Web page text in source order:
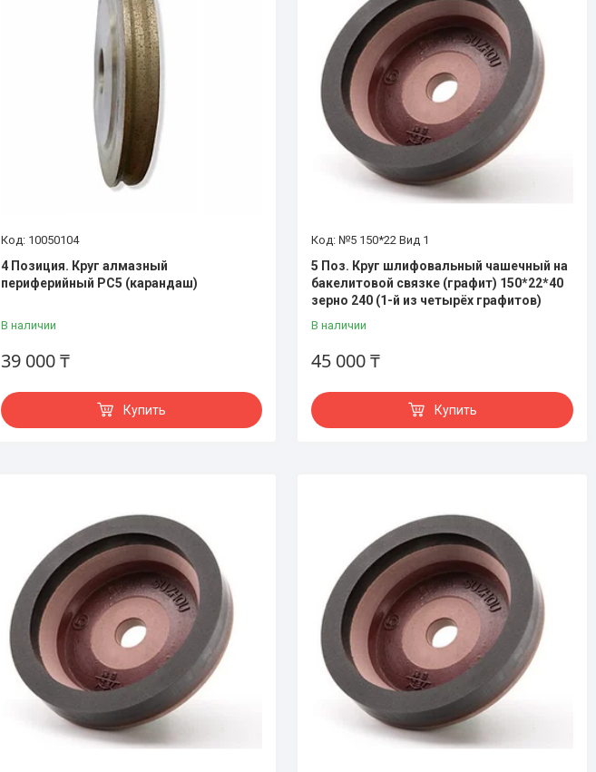
10050104
4 Позиция. Круг алмазный
периферийный РC5 (карандаш)
В наличии
39 000 ₸
Купить
№5 150*22 Вид 1
5 Поз. Круг шлифовальный чашечный на
бакелитовой связке (графит) 150*22*40
зерно 240 (1-й из четырёх графитов)
В наличии
45 000 ₸
Купить